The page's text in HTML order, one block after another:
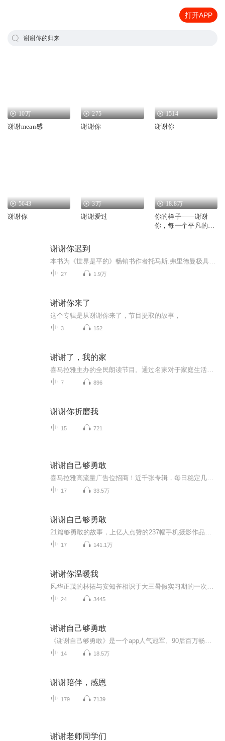
打开APP
谢谢你的归来
10万
谢谢mean感
275
谢谢你
1514
谢谢你
5643
谢谢你
3万
谢谢爱过
18.8万
你的样子——谢谢
你，每一个平凡的中
谢谢你迟到
27 1.9万
谢谢你来了
这个专辑是从谢谢你来了，节目提取的故事，
3 152
谢谢了，我的家
7 896
谢谢你折磨我
15 721
谢谢自己够勇敢
17 33.5万
谢谢自己够勇敢
17 141.1万
谢谢你温暖我
24 3445
谢谢自己够勇敢
14 18.5万
谢谢陪伴，感恩
179 7139
谢谢老师同学们